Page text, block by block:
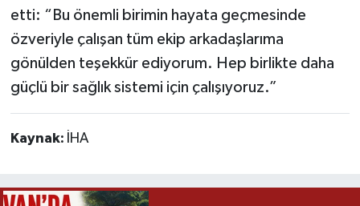
etti: “Bu önemli birimin hayata geçmesinde
özveriyle çalışan tüm ekip arkadaşlarıma
gönülden teşekkür ediyorum. Hep birlikte daha
güçlü bir sağlık sistemi için çalışıyoruz.”
Kaynak: İHA